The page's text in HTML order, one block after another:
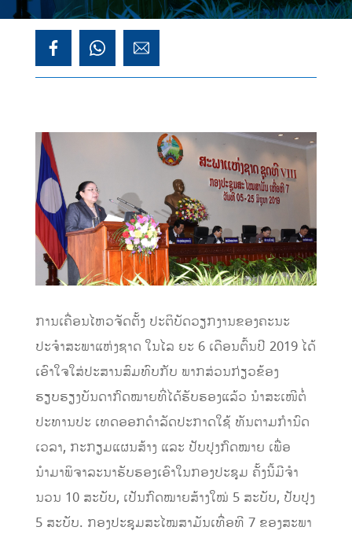
ການເຄື່ອນໄຫວຈັດຕັ້ງ ປະຕິບັດວຽກງານຂອງຄະນະ
ປະຈຳສະພາແຫ່ງຊາດ ໃນໄລ ຍະ 6 ເດືອນຕົ້ນປີ 2019 ໄດ້
ເອົາໃຈໃສ່ປະສານສົມທົບກັບ ພາກສ່ວນກ່ຽວຂ້ອງ
ຮຽບຮຽງບັນດາກົດໝາຍທີ່ໄດ້ຮັບຮອງແລ້ວ ນຳສະເໜີຕໍ່
ປະທານປະ ເທດອອກດຳລັດປະກາດໃຊ້ ທັນຕາມກຳນົດ
ເວລາ, ກະກຽມແຜນສ້າງ ແລະ ປັບປຸງກົດໝາຍ ເພື່ອ
ນຳມາພິຈາລະນາຮັບຮອງເອົາໃນກອງປະຊຸມ ຄັ້ງນີ້ມີຈຳ
ນວນ 10 ສະບັບ, ເປັນກົດໝາຍສ້າງໃໝ່ 5 ສະບັບ, ປັບປຸງ
5 ສະບັບ. ກອງປະຊຸມສະໄໝສາມັນເທື່ອທີ 7 ຂອງສະພາ